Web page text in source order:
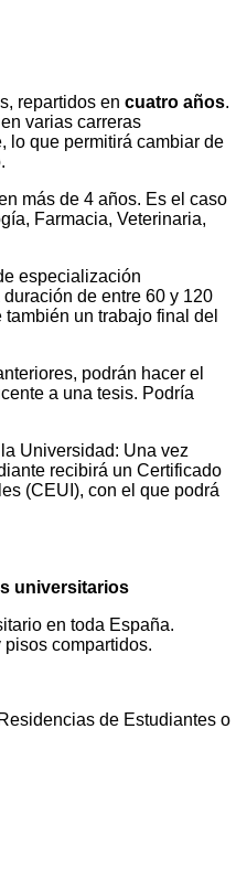
repartidos encuatro años.
varias carreras
lo que permitirá cambiar de
más de 4 años. Es el caso
Farmacia, Veterinaria,
especialización
de entre 60 y 120
un trabajo final del
podrán hacer el
a una tesis. Podría
Universidad: Una vez
recibirá un Certificado
(CEUI), con el que podrá
universitarios
en toda España.
compartidos.
de Estudiantes o